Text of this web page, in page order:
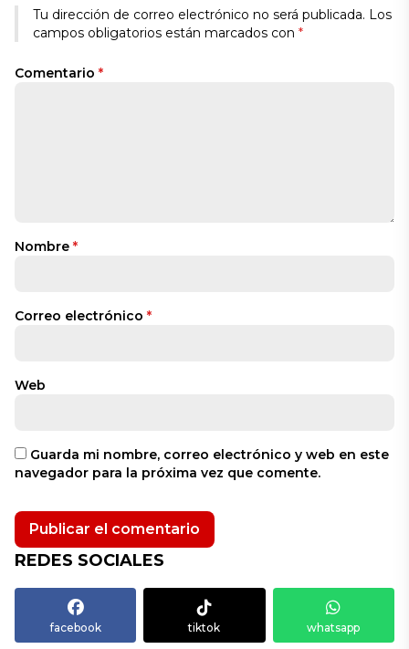
Tu dirección de correo electrónico no será publicada. Los
campos obligatorios están marcados con *
Comentario *
Nombre *
Correo electrónico *
Web
Guarda mi nombre, correo electrónico y web en este
navegador para la próxima vez que comente.
REDES SOCIALES
facebook tiktok whatsapp